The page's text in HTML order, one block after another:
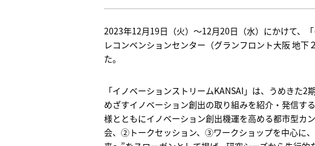
2023年12月19日（火）～12月20日（水）にかけて、
レコンベンションセンター（グランフロント大阪 地
た。
「イノベーションストリームKANSAI」は、うめきた
めざすイノベーション創出の取り組みを紹介・発信す
様とともにイノベーション創出機運を高める都市型
会、②トークセッション、③ワークショップを中心に